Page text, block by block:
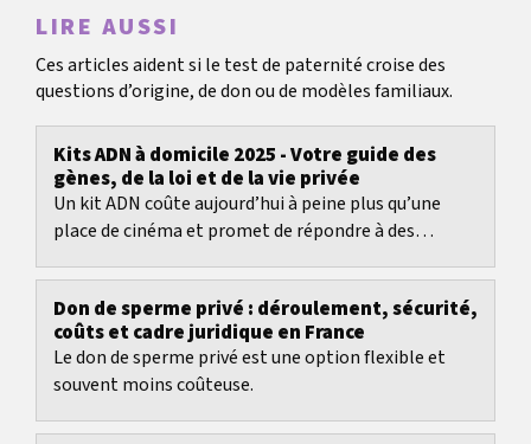
LIRE AUSSI
Ces articles aident si le test de paternité croise des
questions d’origine, de don ou de modèles familiaux.
Kits ADN à domicile 2025 - Votre guide des
gènes, de la loi et de la vie privée
Un kit ADN coûte aujourd’hui à peine plus qu’une
place de cinéma et promet de répondre à des
Don de sperme privé : déroulement, sécurité,
coûts et cadre juridique en France
Le don de sperme privé est une option flexible et
souvent moins coûteuse.